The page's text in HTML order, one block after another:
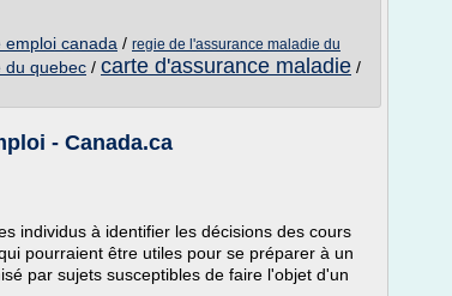
canada / regie de l'assurance maladie du
du quebec / carte d'assurance maladie /
- Canada.ca
individus à identifier les décisions des cours
pourraient être utiles pour se préparer à un
par sujets susceptibles de faire l'objet d'un